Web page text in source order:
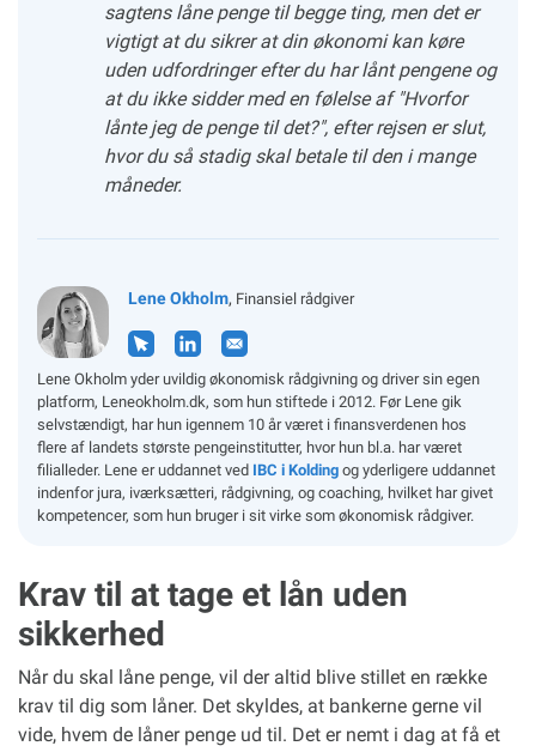
sagtens låne penge til begge ting, men det er
vigtigt at du sikrer at din økonomi kan køre
uden udfordringer efter du har lånt pengene og
at du ikke sidder med en følelse af "Hvorfor
lånte jeg de penge til det?", efter rejsen er slut,
hvor du så stadig skal betale til den i mange
måneder.
Lene Okholm, Finansiel rådgiver
Lene Okholm yder uvildig økonomisk rådgivning og driver sin egen
platform, Leneokholm.dk, som hun stiftede i 2012. Før Lene gik
selvstændigt, har hun igennem 10 år været i finansverdenen hos
flere af landets største pengeinstitutter, hvor hun bl.a. har været
filialleder. Lene er uddannet ved IBC i Kolding og yderligere uddannet
indenfor jura, iværksætteri, rådgivning, og coaching, hvilket har givet
kompetencer, som hun bruger i sit virke som økonomisk rådgiver.
Krav til at tage et lån uden
sikkerhed
Når du skal låne penge, vil der altid blive stillet en række
krav til dig som låner. Det skyldes, at bankerne gerne vil
vide, hvem de låner penge ud til. Det er nemt i dag at få et